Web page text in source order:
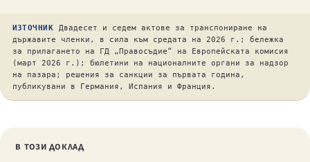
ИЗТОЧНИК
Двадесет и седем актове за транспониране на
държавите членки, в сила към средата на 2026 г.; бележка
за прилагането на ГД „Правосъдие“ на Европейската комисия
(март 2026 г.); бюлетини на националните органи за надзор
на пазара; решения за санкции за първата година,
публикувани в Германия, Испания и Франция.
В ТОЗИ ДОКЛАД